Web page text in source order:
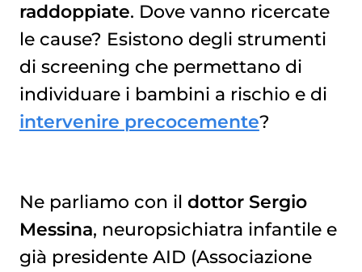
raddoppiate. Dove vanno ricercate
le cause? Esistono degli strumenti
di screening che permettano di
individuare i bambini a rischio e di
intervenire precocemente?
Ne parliamo con il dottor Sergio
Messina, neuropsichiatra infantile e
già presidente AID (Associazione